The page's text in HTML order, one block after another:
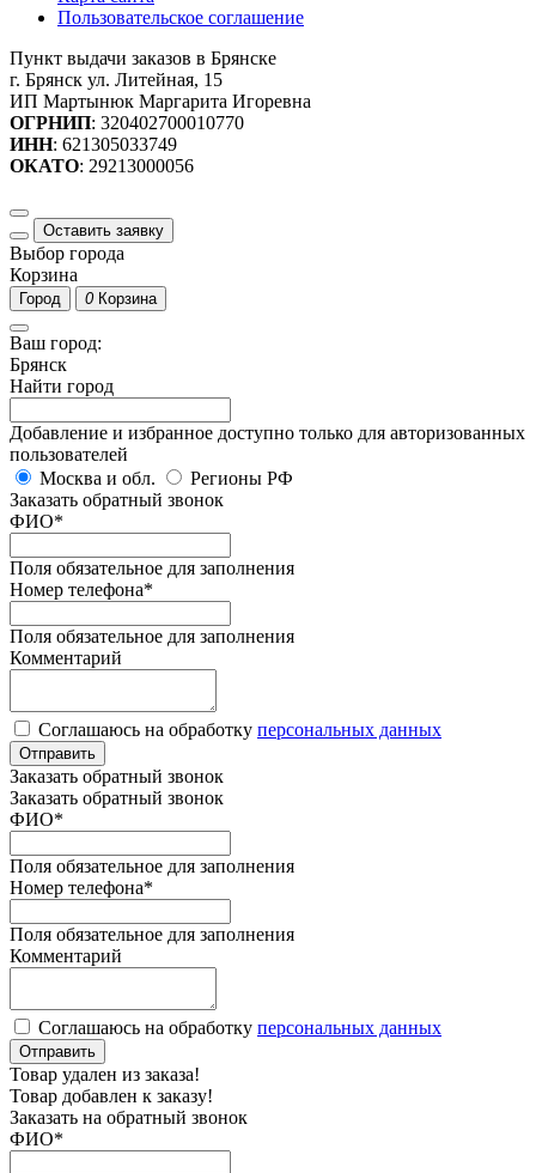
Пользовательское соглашение
Пункт выдачи заказов в Брянске
г. Брянск ул. Литейная, 15
ИП Мартынюк Маргарита Игоревна
ОГРНИП: 320402700010770
ИНН: 621305033749
ОКАТО: 29213000056
Оставить заявку
Выбор города
Корзина
Город 0 Корзина
Ваш город:
Брянск
Найти город
Добавление и избранное доступно только для авторизованных
пользователей
Москва и обл.
Регионы РФ
Заказать обратный звонок
ФИО*
Поля обязательное для заполнения
Номер телефона*
Поля обязательное для заполнения
Комментарий
Соглашаюсь на обработку персональных данных
Отправить
Заказать обратный звонок
Заказать обратный звонок
ФИО*
Поля обязательное для заполнения
Номер телефона*
Поля обязательное для заполнения
Комментарий
Соглашаюсь на обработку персональных данных
Отправить
Товар удален из заказа!
Товар добавлен к заказу!
Заказать на обратный звонок
ФИО*